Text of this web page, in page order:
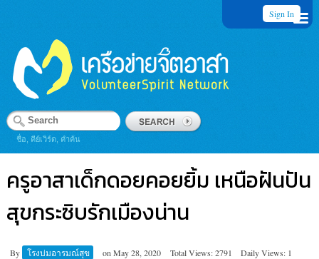
Sign In
ชื่อ, คีย์เวิร์ด, คำค้น
ครูอาสาเด็กดอยคอยยิ้ม เหนือฝันปัน
สุขกระซิบรักเมืองน่าน
By โรงบ่มอารมณ์สุข on May 28, 2020 Total Views: 2791
Daily Views: 1